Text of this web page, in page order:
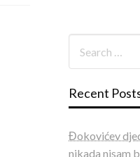
Recent
Đokovićev
nikada nisam